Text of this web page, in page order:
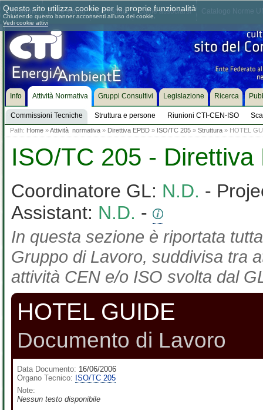
Chi siamo Dove siamo Contattaci Come associarsi
Info Attività Normativa
Commissioni Tecniche Struttura e persone Riunioni CTI-CEN-ISO
Gruppi Consultivi Legislazione Ricerca
Path: Home »Attività normativa » Direttiva EPBD » ISO/TC 205 » Struttura » HOTEL
ISO/TC 205 - Direttiva
Coordinatore GL: N.D. -
Assistant: N.D. -
In questa sezione è riportata
Gruppo di Lavoro, suddivisa tra
attività CEN e/o ISO svolta dal
HOTEL GUIDE
Documento di Lavoro
Data Documento: 16/06/2006
Organo Tecnico: ISO/TC 205
Note:
Nessun testo disponibile
Questo sito utilizza cookie per le proprie funzionalità
Chiudendo questo banner acconsenti all'uso dei cookie.
Vedi cookie attivi